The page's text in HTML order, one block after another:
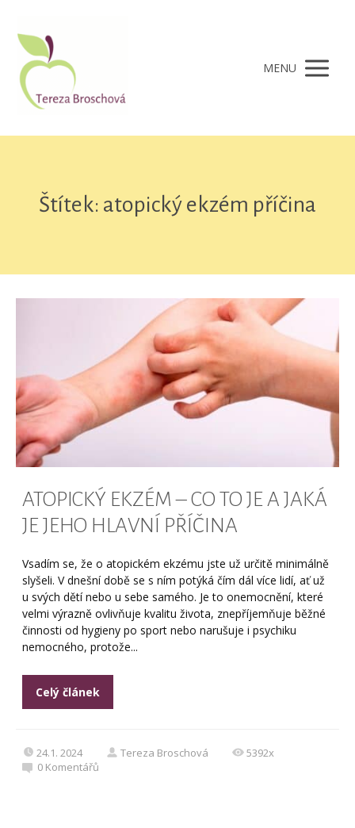
MENU
Štítek: atopický ekzém příčina
ATOPICKÝ EKZÉM – CO TO JE A JAKÁ
JE JEHO HLAVNÍ PŘÍČINA
Vsadím se, že o atopickém ekzému jste už určitě minimálně
slyšeli. V dnešní době se s ním potýká čím dál více lidí, ať už
u svých dětí nebo u sebe samého. Je to onemocnění, které
velmi výrazně ovlivňuje kvalitu života, znepříjemňuje běžné
činnosti od hygieny po sport nebo narušuje i psychiku
nemocného, protože...
Celý článek
24.1. 2024 Tereza Broschová
5392x
0 Komentářů